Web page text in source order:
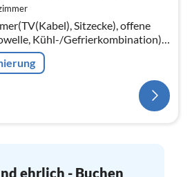
Sitzecke), offene
Kühl-/Gefrierkombination),
TV),
ehrlich - Buchen